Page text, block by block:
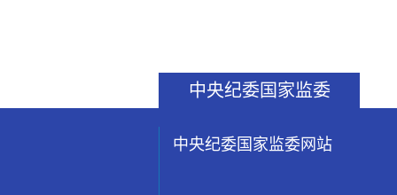
中央纪委国家监委
中央纪委国家监委网站